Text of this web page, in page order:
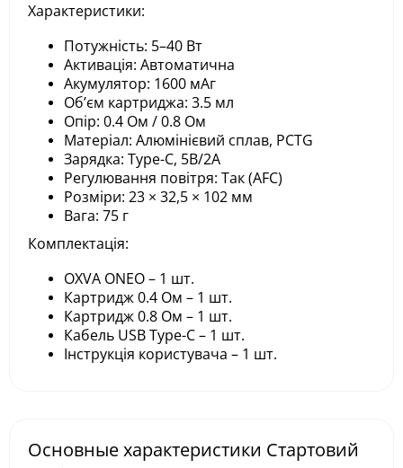
Характеристики:
Потужність: 5–40 Вт
Активація: Автоматична
Акумулятор: 1600 мАг
Об’єм картриджа: 3.5 мл
Опір: 0.4 Ом / 0.8 Ом
Матеріал: Алюмінієвий сплав, PCTG
Зарядка: Type-C, 5В/2А
Регулювання повітря: Так (AFC)
Розміри: 23 × 32,5 × 102 мм
Вага: 75 г
Комплектація:
OXVA ONEO – 1 шт.
Картридж 0.4 Ом – 1 шт.
Картридж 0.8 Ом – 1 шт.
Кабель USB Type-C – 1 шт.
Інструкція користувача – 1 шт.
Основные характеристики Стартовий